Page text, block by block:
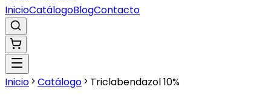
InicioCatálogoBlogContacto
Inicio Catálogo Triclabendazol 10%